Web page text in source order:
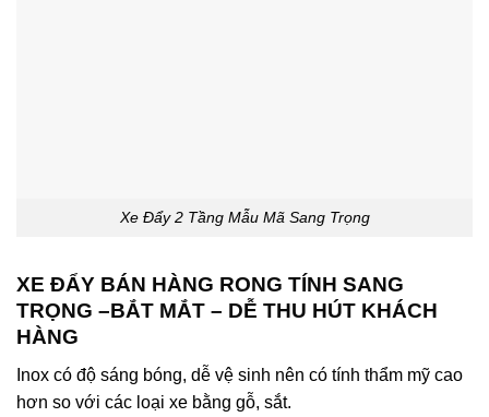
Xe Đẩy 2 Tầng Mẫu Mã Sang Trọng
XE ĐẨY BÁN HÀNG RONG TÍNH SANG
TRỌNG –BẮT MẮT – DỄ THU HÚT KHÁCH
HÀNG
Inox có độ sáng bóng, dễ vệ sinh nên có tính thẩm mỹ cao
hơn so với các loại xe bằng gỗ, sắt.